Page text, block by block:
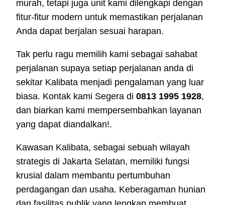
murah, tetapi juga unit kami dilengkapi dengan
fitur-fitur modern untuk memastikan perjalanan
Anda dapat berjalan sesuai harapan.
Tak perlu ragu memilih kami sebagai sahabat
perjalanan supaya setiap perjalanan anda di
sekitar Kalibata menjadi pengalaman yang luar
biasa. Kontak kami Segera di 0813 1995 1928,
dan biarkan kami mempersembahkan layanan
yang dapat diandalkan!.
Kawasan Kalibata, sebagai sebuah wilayah
strategis di Jakarta Selatan, memiliki fungsi
krusial dalam membantu pertumbuhan
perdagangan dan usaha. Keberagaman hunian